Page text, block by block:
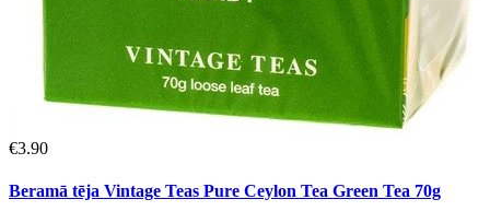
€3.90
Beramā tēja Vintage Teas Pure Ceylon Tea Green Tea 70g